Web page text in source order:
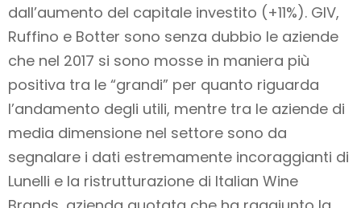
dall’aumento del capitale investito (+11%). GIV,
Ruffino e Botter sono senza dubbio le aziende
che nel 2017 si sono mosse in maniera più
positiva tra le “grandi” per quanto riguarda
l’andamento degli utili, mentre tra le aziende di
media dimensione nel settore sono da
segnalare i dati estremamente incoraggianti di
Lunelli e la ristrutturazione di Italian Wine